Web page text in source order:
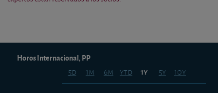
5d 1m 6m ytd 1y 5y 10y
Horos Internacional, PP